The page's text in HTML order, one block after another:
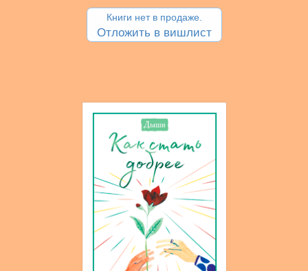
Книги нет в продаже.
Отложить в вишлист